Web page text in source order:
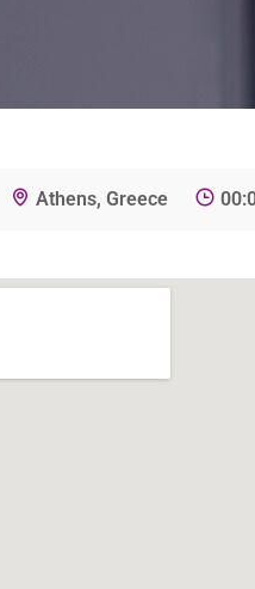
Athens, Greece